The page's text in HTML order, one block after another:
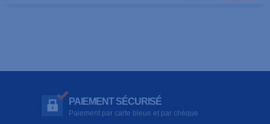
PAIEMENT SÉCURISÉ
Paiement par carte bleue et par chèque